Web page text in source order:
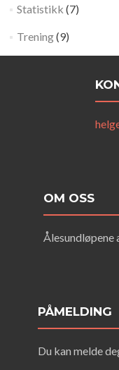
Statistikk (7)
Trening(9)
OM OSS
Ålesundløpene
PÅMELDING
Du kan melde